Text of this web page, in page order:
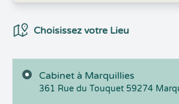
Choix du Lieux
Choisissez votre Lieu
Cabinet à Marquillies
361 Rue du Touquet 59274